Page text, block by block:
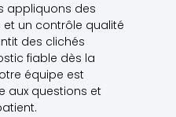
appliquons des
un contrôle qualité
des clichés
fiable dès la
équipe est
aux questions et